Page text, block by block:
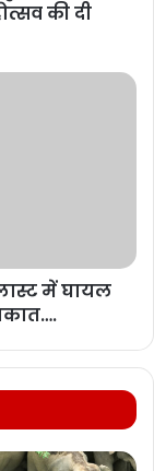
की दी
में घायल